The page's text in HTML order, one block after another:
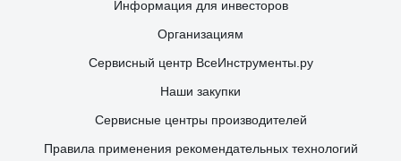
Информация для инвесторов
Организациям
Сервисный центр ВсеИнструменты.ру
Наши закупки
Сервисные центры производителей
Правила применения рекомендательных технологий